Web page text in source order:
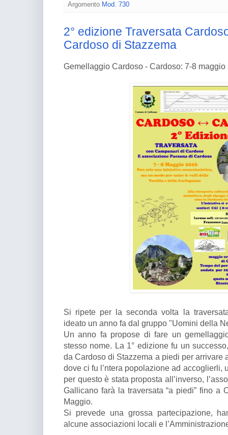
Argomento Mod. 730
2° edizione Traversata
Cardoso di Stazzema
Gemellaggio Cardoso - Cardoso: 7-8 maggio
Si ripete per la seconda volta la
ideato un anno fa dal gruppo "Uomini della
Un anno fa propose di fare un
stesso nome. La 1° edizione fu un
da Cardoso di Stazzema a piedi per arrivare
dove ci fu l’ntera popolazione ad accoglierli,
per questo è stata proposta all’inverso,
Gallicano farà la traversata “a piedi” fino a
Maggio.
Si prevede una grossa partecipazione,
alcune associazioni locali e